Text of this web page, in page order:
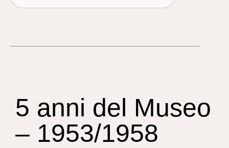
5 anni del Museo
– 1953/1958